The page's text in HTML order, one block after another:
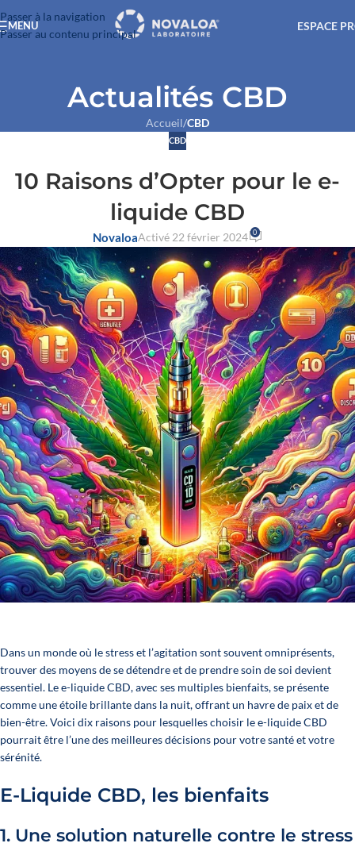
Passer à la navigation
Passer au contenu principal
MENU ESPACE
Actualités CBD
Accueil/CBD
CBD
10 Raisons d’Opter pour le e-
liquide CBD
NovaloaActivé 22 février 2024 0
Dans un monde où le stress et l’agitation sont souvent omniprésents,
trouver des moyens de se détendre et de prendre soin de soi devient
essentiel. Le e-liquide CBD, avec ses multiples bienfaits, se présente
comme une étoile brillante dans la nuit, offrant un havre de paix et de
bien-être. Voici dix raisons pour lesquelleschoisir le e-liquide CBD
pourrait être l’une des meilleures décisions pour votre santé et votre
sérénité.
E-Liquide CBD, les bienfaits
1. Une solution naturelle contre le stress